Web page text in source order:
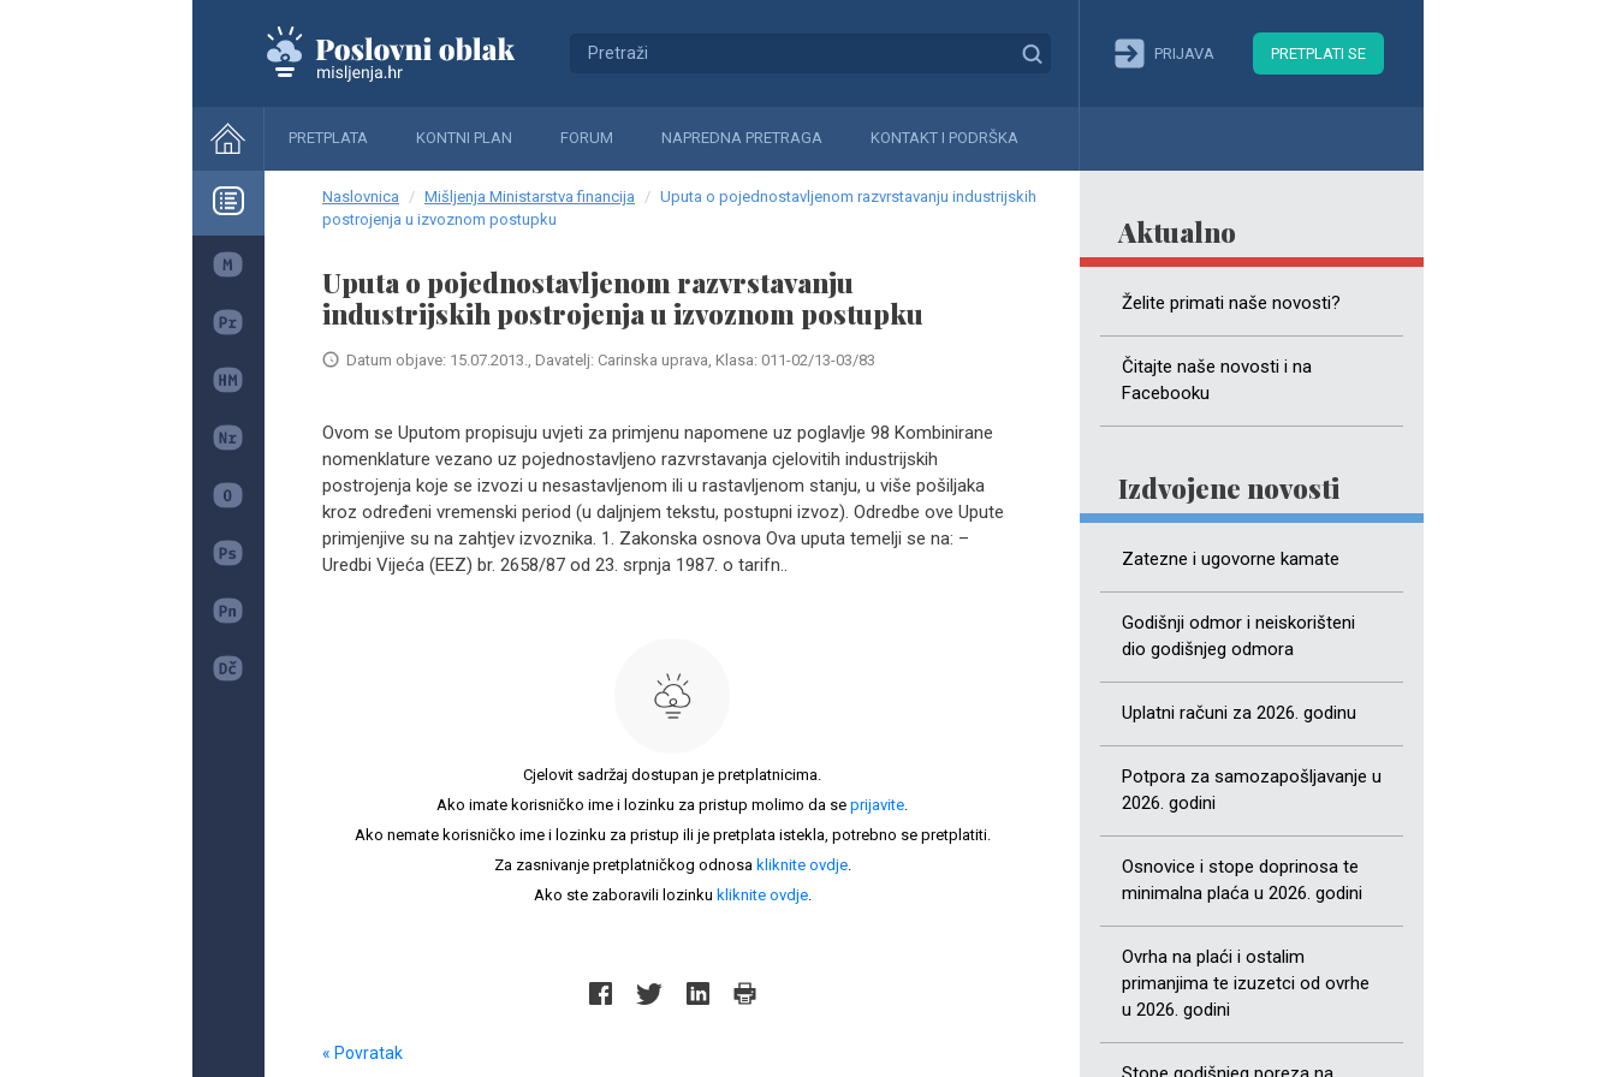
PRIJAVA PRETPLATI SE
PRETPLATA KONTNI PLAN FORUM NAPREDNA PRETRAGA KONTAKT I PODRŠKA
Aktualno
Želite primati naše novosti?
Čitajte naše novosti i na
Facebooku
Izdvojene novosti
Zatezne i ugovorne kamate
Godišnji odmor i neiskorišteni
dio godišnjeg odmora
Uplatni računi za 2026. godinu
Potpora za samozapošljavanje u
2026. godini
Osnovice i stope doprinosa te
minimalna plaća u 2026. godini
Ovrha na plaći i ostalim
primanjima te izuzetci od ovrhe
u 2026. godini
Naslovnica Mišljenja Ministarstva financija
Uputa o pojednostavljenom razvrstavanju industrijskih
postrojenja u izvoznom postupku
Uputa o pojednostavljenom razvrstavanju
industrijskih postrojenja u izvoznom postupku
Datum objave: 15.07.2013., Davatelj: Carinska uprava, Klasa: 011-02/13-03/83
Ovom se Uputom propisuju uvjeti za primjenu napomene uz poglavlje 98 Kombinirane
nomenklature vezano uz pojednostavljeno razvrstavanja cjelovitih industrijskih
postrojenja koje se izvozi u nesastavljenom ili u rastavljenom stanju, u više pošiljaka
kroz određeni vremenski period (u daljnjem tekstu, postupni izvoz). Odredbe ove Upute
primjenjive su na zahtjev izvoznika. 1. Zakonska osnova Ova uputa temelji se na: –
Uredbi Vijeća (EEZ) br. 2658/87 od 23. srpnja 1987. o tarifn..
Cjelovit sadržaj dostupan je pretplatnicima.
Ako imate korisničko ime i lozinku za pristup molimo da se prijavite.
Ako nemate korisničko ime i lozinku za pristup ili je pretplata istekla, potrebno se pretplatiti.
Za zasnivanje pretplatničkog odnosa kliknite ovdje.
Ako ste zaboravili lozinku kliknite ovdje.
« Povratak